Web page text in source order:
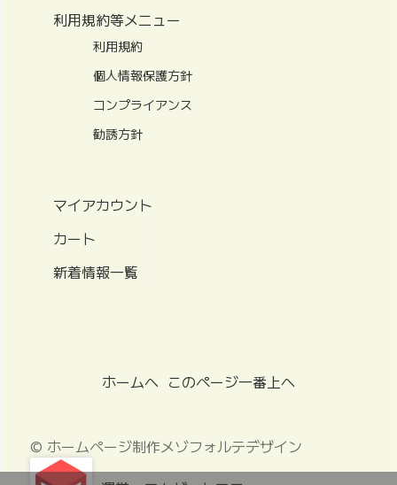
利用規約等メニュー
利用規約
個人情報保護方針
コンプライアンス
勧誘方針
マイアカウント
カート
新着情報一覧
ホームへ このページ一番上へ
© ホームページ制作メゾフォルテデザイン